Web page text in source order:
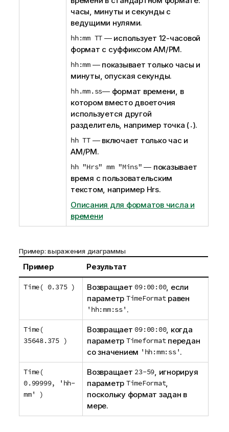
часы, минуты и секунды с
ведущими нулями.
hh:mm TT ― ​использует 12-часовой
формат с суффиксомAM/PM.
hh:mm― ​показывает только часы и
минуты, опуская секунды.
hh.mm.ss― ​формат времени, в
котором вместо двоеточия
используется другой
разделитель, например точка (.).
hh TT― ​включает только час и
AM/PM.
hh "Hrs" mm "Mins" ― ​показывает
время с пользовательским
текстом, например Hrs.​
Описания для форматов числа и
времени
Пример: выражения диаграммы
Пример Результат
Time( 0.375 ) Возвращает 09:00:00, если
параметр TimeFormatравен
'hh:mm:ss' .
Time(
35648.375 )
Возвращает 09:00:00, когда
параметр Timeformatпередан
со значением 'hh:mm:ss'.
Time(
0.99999, 'hh-
mm' )
Возвращает 23-59, игнорируя
параметр TimeFormat,
поскольку формат задан в
мере.